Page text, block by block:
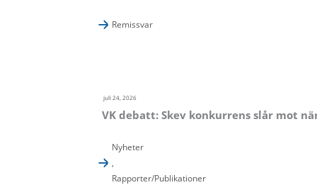
Remissvar
juli 24, 2026
VK debatt: Skev konkurrens slår mot
Nyheter
,
Rapporter/Publikationer